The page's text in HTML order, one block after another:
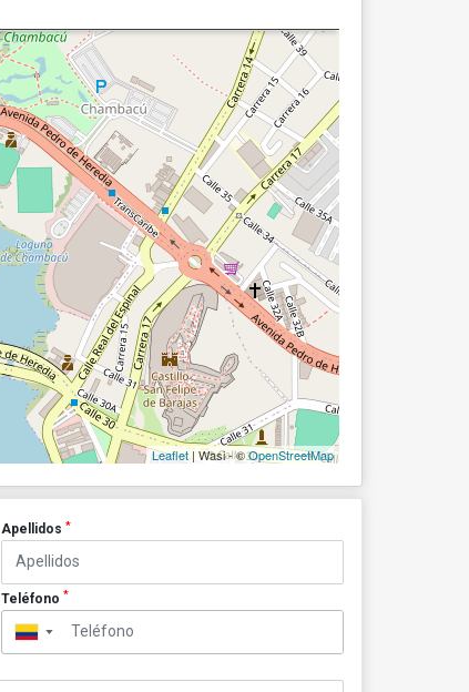
Leaflet | Wasi - ©OpenStreetMap
Apellidos *
Teléfono *
▼